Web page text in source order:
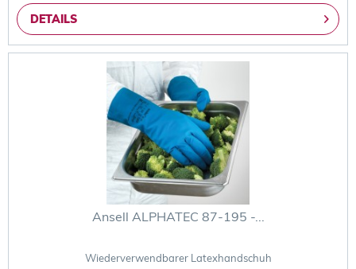
DETAILS
Ansell ALPHATEC 87-195 -...
Wiederverwendbarer Latexhandschuh